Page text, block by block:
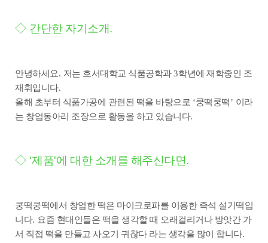
◇ 간단한 자기소개.
안녕하세요. 저는 호서대학교 식품공학과3학년에 재학중인 조
재휘입니다.
올해 초부터 식품가공에 관련된 떡을 바탕으로 ‘쿵떡쿵떡’ 이라
는 창업동아리 조장으로 활동을 하고 있습니다.
◇ ‘제품'에 대한 소개를 해주신다면.
쿵떡쿵떡에서 창업한 떡은 마이크로파를 이용한 즉석 설기떡입
니다. 요즘 현대인들은 떡을 생각할 때 오래걸리거나 방앗간 가
서 직접 떡을 만들고 사오기 귀찮다 라는 생각을 많이 합니다.